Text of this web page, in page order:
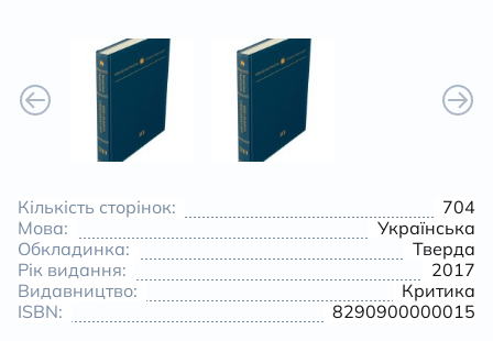
Кількість сторінок:
704
Мова:
Українська
Обкладинка:
Тверда
Рік видання:
2017
Видавництво:
Критика
ISBN:
8290900000015